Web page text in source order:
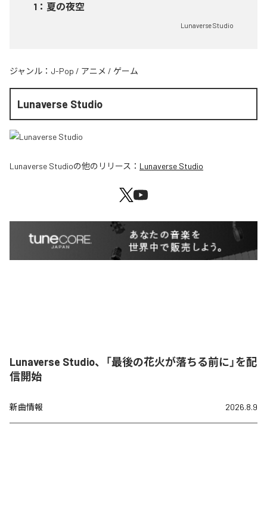
1 ： 夏の夜空
Lunaverse Studio
ジャンル： J-Pop / アニメ / ゲーム
Lunaverse Studio
Lunaverse Studioの他のリリース： Lunaverse Studio
Lunaverse Studio、「最後の花火が落ちる前に」を配
信開始
新曲情報 2026.8.9